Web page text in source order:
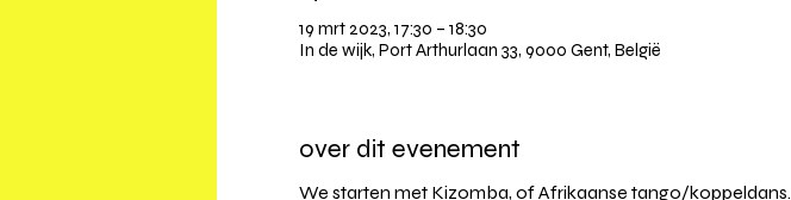
19 mrt 2023, 17:30 – 18:30
In de wijk, Port Arthurlaan 33, 9000 Gent, België
over dit evenement
We starten met Kizomba, of Afrikaanse tango/koppeldans.